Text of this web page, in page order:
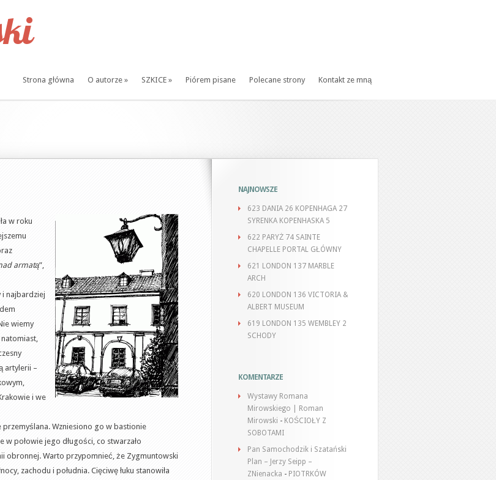
Strona główna O autorze » SZKICE » Piórem pisane Polecane strony Kontakt ze mną
w roku
armatą”,
i najbardziej
wiemy
artylerii –
i we
przemyślana. Wzniesiono go w bastionie
w połowie jego długości, co stwarzało
obronnej. Warto przypomnieć, że Zygmuntowski
zachodu i południa. Cięciwę łuku stanowiła
NAJNOWSZE
623 DANIA 26 KOPENHAGA 27
SYRENKA KOPENHASKA 5
622 PARYŻ 74 SAINTE
CHAPELLE PORTAL GŁÓWNY
621 LONDON 137 MARBLE
ARCH
620 LONDON 136 VICTORIA &
ALBERT MUSEUM
619 LONDON 135 WEMBLEY 2
SCHODY
KOMENTARZE
Wystawy Romana
Mirowskiego | Roman
Mirowski - KOŚCIOŁY Z
SOBOTAMI
Pan Samochodzik i Szatański
Plan – Jerzy Seipp –
ZNienacka - PIOTRKÓW